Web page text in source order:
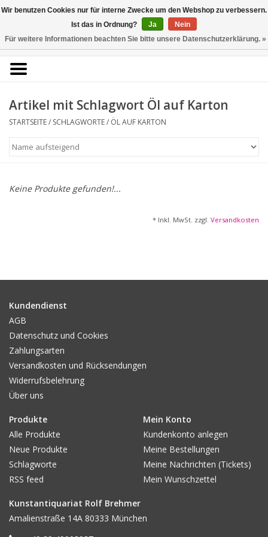
0 Artikel - €0,00
Kunstantiquariat
Rolf Brehmer
Portal für Grafik aus 5
KÜNSTLERLISTE
Startseite
Alle Werke
Fotografie
Varia & Rara
Kunst-Doku
Artikel mit Schlagwort Öl auf Karton
STARTSEITE/ SCHLAGWORTE/ ÖL AUF KARTON
Keine Produkte gefunden!...
* Inkl. MwSt. zzgl. Versandkosten
Kundendienst
AGB
Datenschutz und Cookies
Zahlungsarten
Versandkosten und Rücksendungen
Widerrufsbelehrung
Über uns
Produkte
Alle Produkte
Neue Produkte
Schlagworte
RSS feed
Mein Konto
Kundenkonto anlegen
Meine Bestellungen
Meine Nachrichten (Tickets)
Mein Wunschzettel
Kunstantiquariat Rolf Brehmer
Amalienstraße 14A 80333 München
Wir benutzen Cookies nur für interne Zwecke um den Webshop zu verbessern.
Ist das in Ordnung?
Ja
Nein
Für weitere Informationen beachten Sie bitte unsere Datenschutzerklärung. »